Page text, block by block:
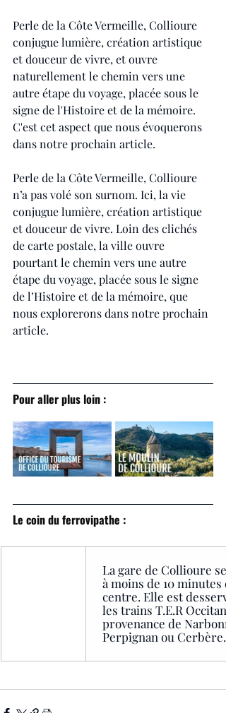
Perle de la Côte Vermeille, Collioure
conjugue lumière, création artistique
et douceur de vivre, et ouvre
naturellement le chemin vers une
autre étape du voyage, placée sous le
signe de l'Histoire et de la mémoire.
C'est cet aspect que nous évoquerons
dans notre prochain article.
Perle de la Côte Vermeille, Collioure
n’a pas volé son surnom. Ici, la vie
conjugue lumière, création artistique
et douceur de vivre. Loin des clichés
de carte postale, la ville ouvre
pourtant le chemin vers une autre
étape du voyage, placée sous le signe
de l’Histoire et de la mémoire, que
nous explorerons dans notre prochain
article.
Pour aller plus loin :
Le coin du ferrovipathe :
La gare de Collioure
à moins de 10 minutes
centre. Elle est
les trains T.E.R
provenance de
Perpignan ou Cerbère.